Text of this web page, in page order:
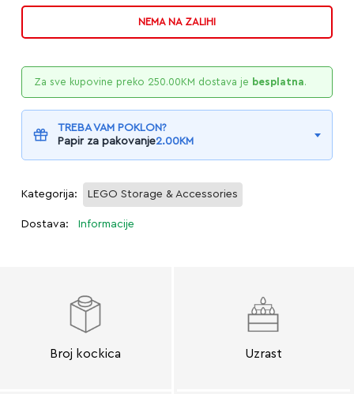
NEMA NA ZALIHI
Za sve kupovine preko 250.00 KM dostava je besplatna.
TREBA VAM POKLON?
Papir za pakovanje2.00KM
Kategorija: LEGO Storage & Accessories
Dostava: Informacije
Broj kockica Uzrast